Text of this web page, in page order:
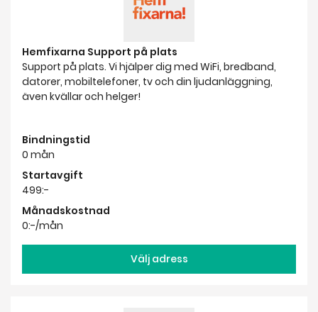
Hemfixarna Support på plats
Support på plats. Vi hjälper dig med WiFi, bredband,
datorer, mobiltelefoner, tv och din ljudanläggning,
även kvällar och helger!
Bindningstid
0 mån
Startavgift
499:-
Månadskostnad
0:-/mån
Välj adress